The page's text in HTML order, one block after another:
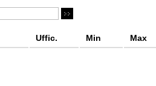
Uffic. Min Max